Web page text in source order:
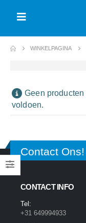
WINKELPAGINA
Geen
voldoen.
Contact Ons!
CONTACT INFO
Tel:
+31 649994933